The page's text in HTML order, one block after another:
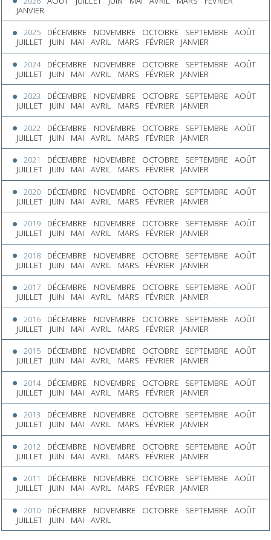
JANVIER
2025 DÉCEMBRE NOVEMBRE OCTOBRE SEPTEMBRE
AOÛT
JUILLET
JUIN MAI AVRIL MARS FÉVRIER JANVIER
2024 DÉCEMBRE NOVEMBRE OCTOBRE SEPTEMBRE
AOÛT
JUILLET
JUIN MAI AVRIL MARS FÉVRIER JANVIER
2023 DÉCEMBRE NOVEMBRE OCTOBRE SEPTEMBRE
AOÛT
JUILLET
JUIN MAI AVRIL MARS FÉVRIER JANVIER
2022 DÉCEMBRE NOVEMBRE OCTOBRE SEPTEMBRE
AOÛT
JUILLET
JUIN MAI AVRIL MARS FÉVRIER JANVIER
2021 DÉCEMBRE NOVEMBRE OCTOBRE SEPTEMBRE
AOÛT
JUILLET
JUIN MAI AVRIL MARS FÉVRIER JANVIER
2020 DÉCEMBRE NOVEMBRE OCTOBRE SEPTEMBRE
AOÛT
JUILLET
JUIN MAI AVRIL MARS FÉVRIER JANVIER
2019 DÉCEMBRE NOVEMBRE OCTOBRE SEPTEMBRE
AOÛT
JUILLET
JUIN MAI AVRIL MARS FÉVRIER JANVIER
2018 DÉCEMBRE NOVEMBRE OCTOBRE SEPTEMBRE
AOÛT
JUILLET
JUIN MAI AVRIL MARS FÉVRIER JANVIER
2017 DÉCEMBRE NOVEMBRE OCTOBRE SEPTEMBRE
AOÛT
JUILLET
JUIN MAI AVRIL MARS FÉVRIER JANVIER
2016 DÉCEMBRE NOVEMBRE OCTOBRE SEPTEMBRE
AOÛT
JUILLET
JUIN MAI AVRIL MARS FÉVRIER JANVIER
2015 DÉCEMBRE NOVEMBRE OCTOBRE SEPTEMBRE
AOÛT
JUILLET
JUIN MAI AVRIL MARS FÉVRIER JANVIER
2014 DÉCEMBRE NOVEMBRE OCTOBRE SEPTEMBRE
AOÛT
JUILLET
JUIN MAI AVRIL MARS FÉVRIER JANVIER
2013 DÉCEMBRE NOVEMBRE OCTOBRE SEPTEMBRE
AOÛT
JUILLET
JUIN MAI AVRIL MARS FÉVRIER JANVIER
2012 DÉCEMBRE NOVEMBRE OCTOBRE SEPTEMBRE
AOÛT
JUILLET
JUIN MAI AVRIL MARS FÉVRIER JANVIER
2011 DÉCEMBRE NOVEMBRE OCTOBRE SEPTEMBRE
AOÛT
JUILLET
JUIN MAI AVRIL MARS FÉVRIER JANVIER
2010 DÉCEMBRE NOVEMBRE OCTOBRE SEPTEMBRE
AOÛT
JUILLET
JUIN MAI AVRIL